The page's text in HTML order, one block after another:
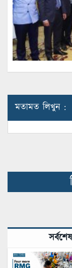
মতামত লিখুন :
সর্বশেষ